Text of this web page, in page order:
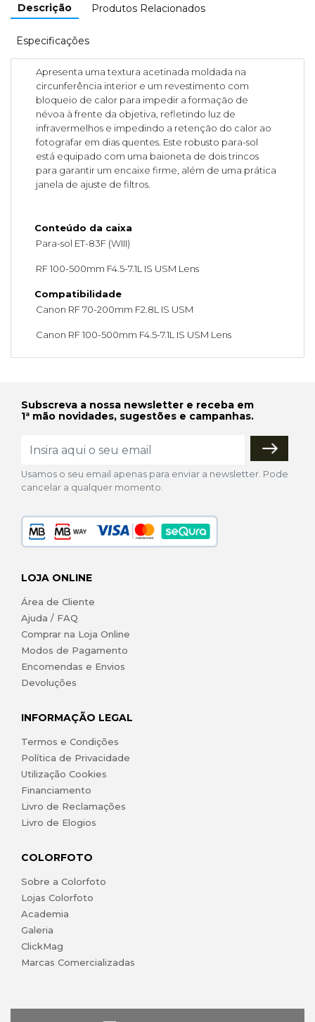
Descrição Produtos Relacionados
Especificações
Apresenta uma textura acetinada moldada na
circunferência interior e um revestimento com
bloqueio de calor para impedir a formação de
névoa à frente da objetiva, refletindo luz de
infravermelhos e impedindo a retenção do calor ao
fotografar em dias quentes. Este robusto para-sol
está equipado com uma baioneta de dois trincos
para garantir um encaixe firme, além de uma prática
janela de ajuste de filtros.
Conteúdo da caixa
Para-sol ET-83F (WIII)
RF 100-500mm F4.5-7.1L IS USM Lens
Compatibilidade
Canon RF 70-200mm F2.8L IS USM
Canon RF 100-500mm F4.5-7.1L IS USM Lens
Subscreva a nossa newsletter e receba em
1ª mão novidades, sugestões e campanhas.
Usamos o seu email apenas para enviar a newsletter. Pode
cancelar a qualquer momento.
LOJA ONLINE
Área de Cliente
Ajuda / FAQ
Comprar na Loja Online
Modos de Pagamento
Encomendas e Envios
Devoluções
INFORMAÇÃO LEGAL
Termos e Condições
Política de Privacidade
Utilização Cookies
Financiamento
Livro de Reclamações
Livro de Elogios
COLORFOTO
Sobre a Colorfoto
Lojas Colorfoto
Academia
Galeria
ClickMag
Marcas Comercializadas